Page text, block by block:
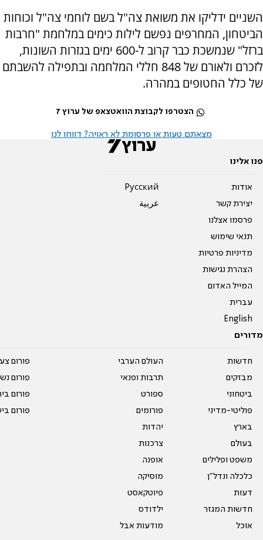
השניים ידליקו את משואת צה"ל בשם לוחמי צה"ל וכוחות
הביטחון, המחרפים נפשם לילות כימים במלחמת "חרבות
ברזל" שנמשכת כבר קרוב ל-600 ימים בגזרות השונות,
לזכרם ולאורם של 848 חללי המלחמה ובתפילה להשבתם
של כלל החטופים במהרה.
הצטרפו לקבוצת הוואטצאפ של ערוץ 7
מצאתם טעות או פרסומת לא ראויה? דווחו לנו
פנו אלינו
אודות
יצירת קשר
פרסמו אצלנו
תנאי שימוש
מדיניות פרטיות
הצהרת נגישות
המייל האדום
עברית
English
Pусский
عربية
מדורים
חדשות
מבזקים
ביטחוני
פוליטי-מדיני
בארץ
בעולם
משפט ופלילים
כלכלה ונדל"ן
דעות
חדשות המגזר
אוכל
העולם הערבי
תרבות ופנאי
ספורט
פורומים
יהדות
צרכנות
אופנה
מוסיקה
פיוטקאסט
ילדודס
מודעות אבל
פורום
פורום
פורום
פורום